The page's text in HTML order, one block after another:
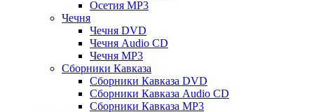
Осетия MP3
Чечня
Чечня DVD
Чечня Audio CD
Чечня MP3
Сборники Кавказа
Сборники Кавказа DVD
Сборники Кавказа Audio CD
Сборники Кавказа MP3